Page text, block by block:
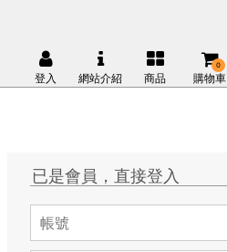
登入 網站介紹 商品 購物車
0
已是會員，直接登入